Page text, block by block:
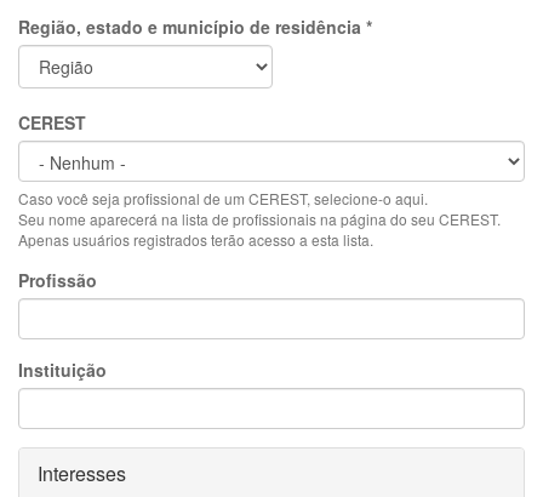
Região, estado e município de residência *
CEREST
Caso você seja profissional de um CEREST, selecione-o aqui.
Seu nome aparecerá na lista de profissionais na página do seu CEREST.
Apenas usuários registrados terão acesso a esta lista.
Profissão
Instituição
Ocultar
Interesses